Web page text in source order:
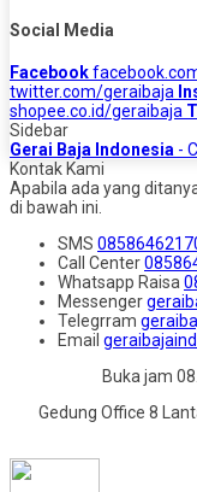
Social Media
Facebook
twitter.com/geraibaja
shopee.co.id/geraibaja
Sidebar
Gerai Baja Indonesia -
Kontak Kami
Apabila ada yang
di bawah ini.
SMS
Call Center
Whatsapp Raisa
Messenger
Telegrram
Email
Buka jam
Gedung Office 8